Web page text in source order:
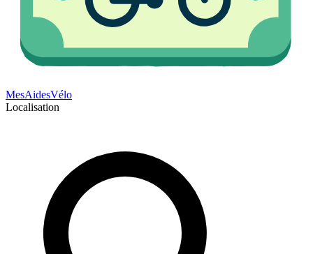
MesAidesVélo
Localisation